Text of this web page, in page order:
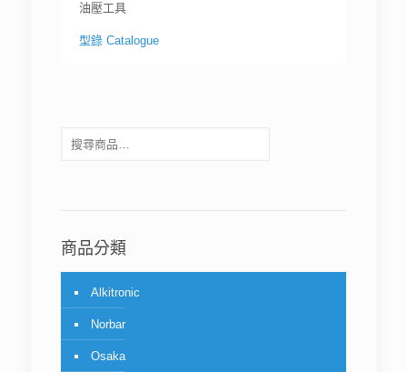
油壓工具
型錄 Catalogue
商品分類
Alkitronic
Norbar
Osaka